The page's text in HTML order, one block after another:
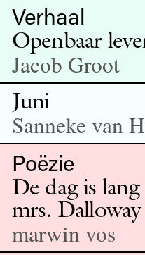
Verhaal
Openbaar
Jacob Groot
Juni
Sanneke van
Poëzie
De dag is
mrs. Dalloway
marwin vos